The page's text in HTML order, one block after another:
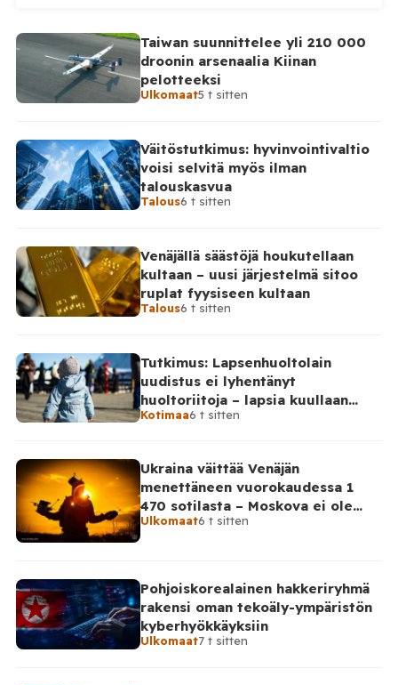
merkitsevä. HUS julkaisi maanantaina tiedotteen
”Vanhempien alhainen tulotaso ja koulutus voivat
vaikuttaa lasten vakavien bakteeri-infektioiden
riskiin”, jonka mukaan lasten riski sairastua vakavaan
bakteeri-infektioon on hieman […]
Taiwan suunnittelee yli 210 000
droonin arsenaalia Kiinan
pelotteeksi
Ulkomaat5 t sitten
Väitöstutkimus: hyvinvointivaltio
voisi selvitä myös ilman
talouskasvua
Talous6 t sitten
Venäjällä säästöjä houkutellaan
kultaan – uusi järjestelmä sitoo
ruplat fyysiseen kultaan
Talous6 t sitten
Tutkimus: Lapsenhuoltolain
uudistus ei lyhentänyt
huoltoriitoja – lapsia kuullaan
edelleen harvoin
Kotimaa6 t sitten
Ukraina väittää Venäjän
menettäneen vuorokaudessa 1
470 sotilasta – Moskova ei ole
vahvistanut lukuja
Ulkomaat6 t sitten
Pohjoiskorealainen hakkeriryhmä
rakensi oman tekoäly-ympäristön
kyberhyökkäyksiin
Ulkomaat7 t sitten